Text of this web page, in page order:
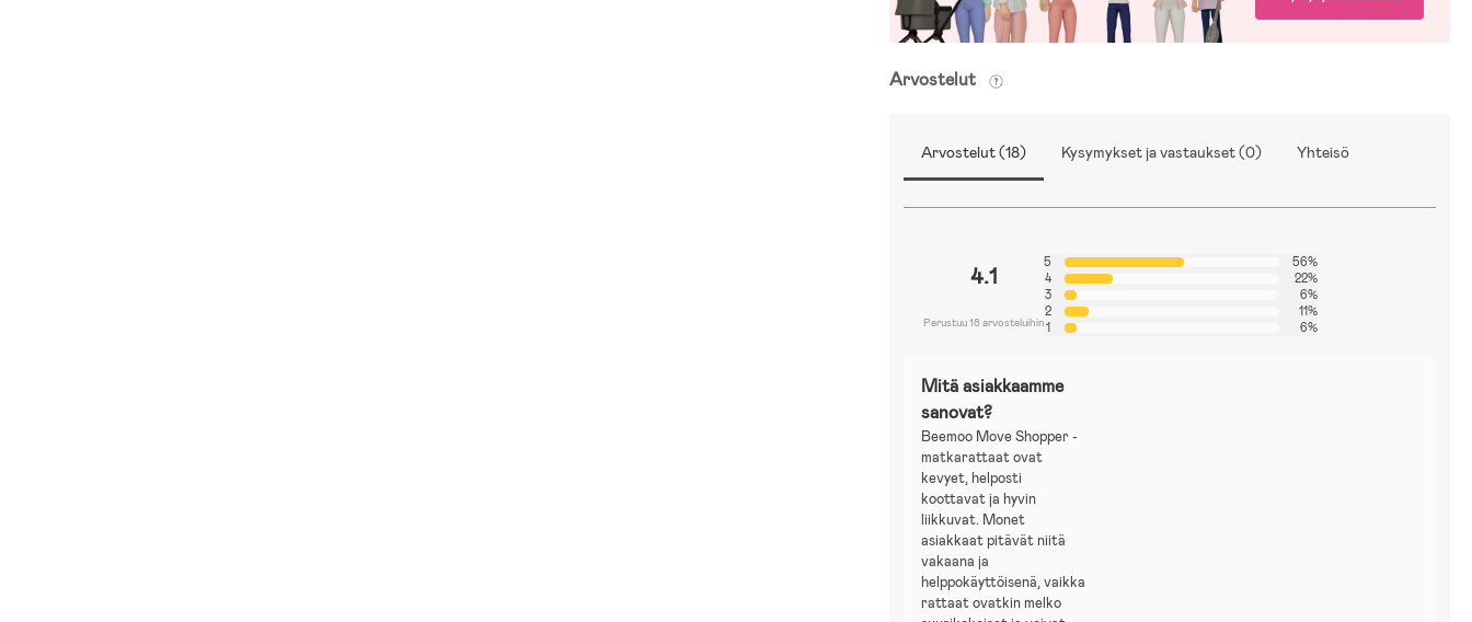
Arvostelut
Arvostelut (18) Kysymykset ja vastaukset (0) Yhteisö
4.1
Perustuu 18 arvosteluihin
5
56%
4
22%
3
6%
2
11%
1
6%
Mitä asiakkaamme
sanovat?
Beemoo Move Shopper -
matkarattaat ovat
kevyet, helposti
koottavat ja hyvin
liikkuvat. Monet
asiakkaat pitävät niitä
vakaana ja
helppokäyttöisenä, vaikka
rattaat ovatkin melko